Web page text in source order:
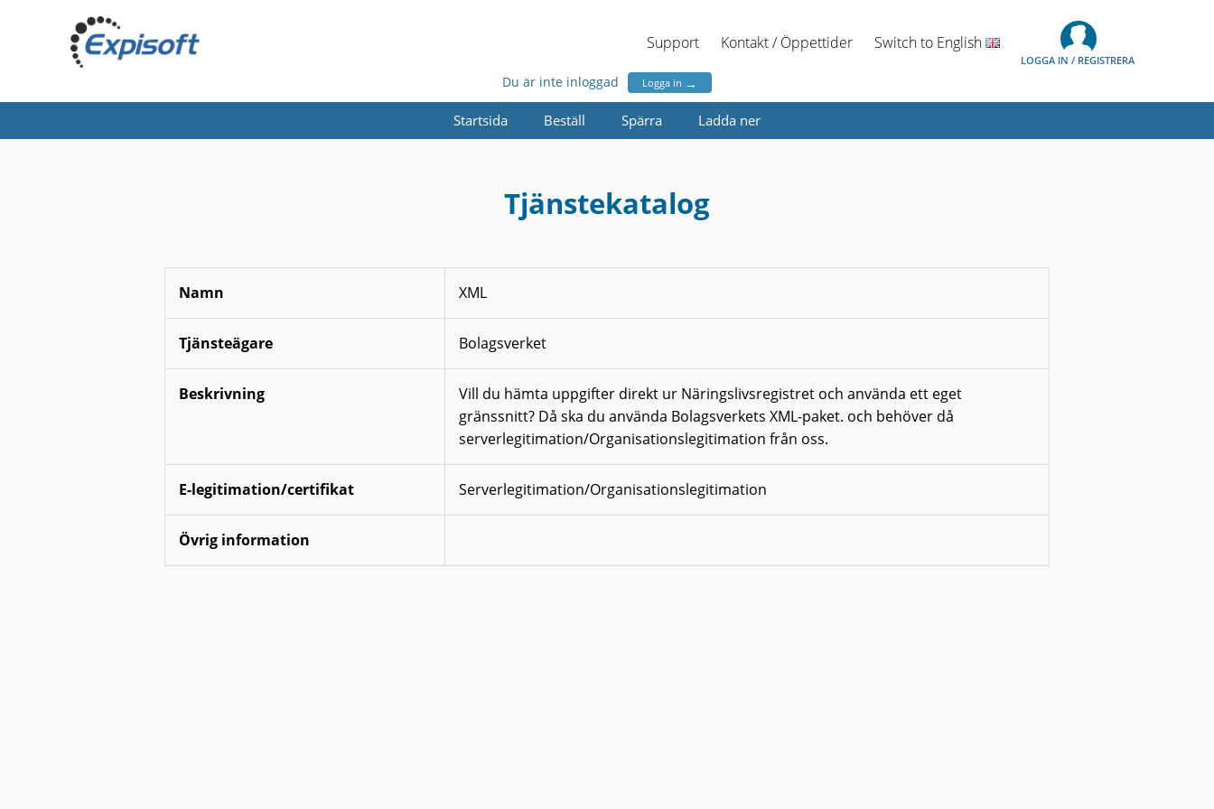
Support Kontakt / Öppettider Switch to English
LOGGA IN / REGISTRERA
Du är inte inloggad Logga in →
Startsida Beställ Spärra Ladda ner
Tjänstekatalog
Namn XML
Tjänsteägare Bolagsverket
Beskrivning
Vill du hämta uppgifter direkt ur Näringslivsregistret och använda ett eget
gränssnitt? Då ska du använda Bolagsverkets XML-paket. och behöver då
serverlegitimation/Organisationslegitimation från oss.
E-legitimation/certifikat Serverlegitimation/Organisationslegitimation
Övrig information